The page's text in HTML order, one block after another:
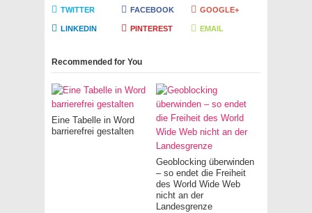
TWITTER FACEBOOK GOOGLE+
LINKEDIN PINTEREST EMAIL
Recommended for You
Eine Tabelle in Word
barrierefrei gestalten
Geoblocking überwinden
– so endet die Freiheit
des World Wide Web
nicht an der
Landesgrenze